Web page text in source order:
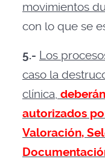
movimientos
con lo que se
5.- Los
caso la
clínica,
autorizados
Valoración,